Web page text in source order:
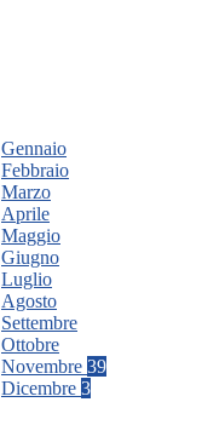
Gennaio
Febbraio
Marzo
Aprile
Maggio
Giugno
Luglio
Agosto
Settembre
Ottobre
Novembre 39
Dicembre 3